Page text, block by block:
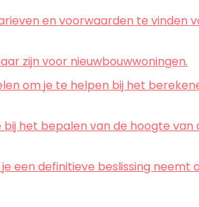
en voorwaarden te vinden
zijn voor nieuwbouwwoningen.
om je te helpen bij het
het bepalen van de hoogte van
een definitieve beslissing neemt